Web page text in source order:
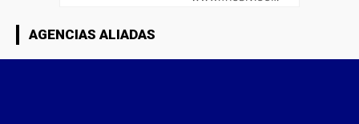
AGENCIAS ALIADAS